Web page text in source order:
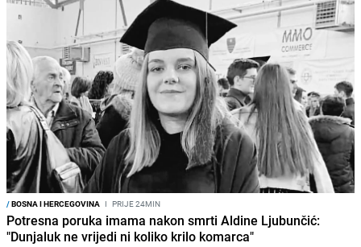
/BOSNA I HERCEGOVINA I PRIJE 24MIN
Potresna poruka imama nakon smrti Aldine Ljubunčić:
"Dunjaluk ne vrijedi ni koliko krilo komarca"